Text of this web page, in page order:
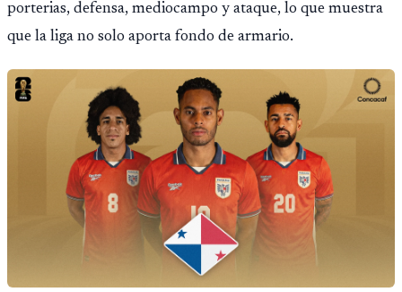
porterias, defensa, mediocampo y ataque, lo que muestra
que la liga no solo aporta fondo de armario.